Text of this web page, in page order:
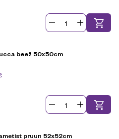
beež 50x50cm
pruun 52x52cm